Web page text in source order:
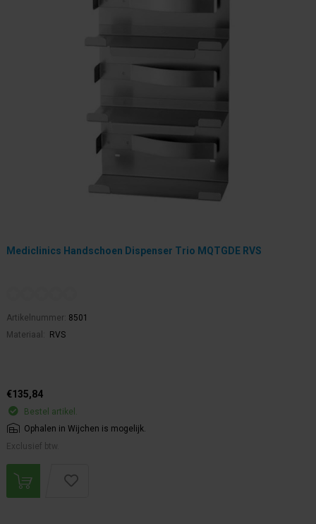
Mediclinics Handschoen Dispenser Trio MQTGDE RVS
Artikelnummer: 8501
Materiaal:
RVS
€135,84
Bestel artikel.
Ophalen in Wijchen is mogelijk.
Exclusief btw.